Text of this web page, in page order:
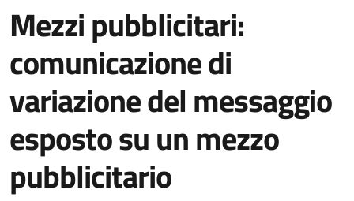
Mezzi pubblicitari:
comunicazione di
variazione del messaggio
esposto su un mezzo
pubblicitario